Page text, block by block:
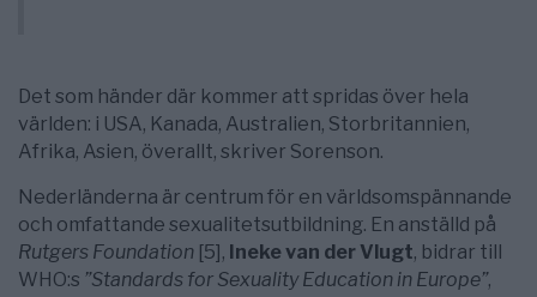
Det som händer där kommer att spridas över hela
världen: i USA, Kanada, Australien, Storbritannien,
Afrika, Asien, överallt, skriver Sorenson.
Nederländerna är centrum för en världsomspännande
och omfattande sexualitetsutbildning. En anställd på
Rutgers Foundation [5], Ineke van der Vlugt, bidrar till
WHO:s ”Standards for Sexuality Education in Europe”,